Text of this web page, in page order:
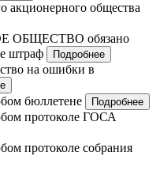
акционерного общества
ОБЩЕСТВО обязано
штраф
Подробнее
на ошибки в
бюллетене Подробнее
протоколе ГОСА
протоколе собрания